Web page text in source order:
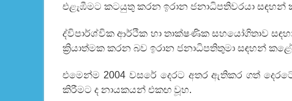
එළැඹීමට කටයුතු කරන ඉරාන ජනාධිපතිවරයා සඳහන්
ද්විපාර්ශ්වික ආර්ථික හා තාක්ෂණික සහයෝගිතාව
ක්‍රියාත්මක කරන බව ඉරාන ජනාධිපතිතුමා සඳහන්
එමෙන්ම 2004 වසරේ දෙරට අතර ඇතිකර ගත්
කිරීමට ද නායකයන් එකඟ වූහ.